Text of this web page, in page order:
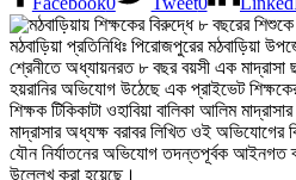
মঠবাড়িয়া প্রতিনিধিঃ পিরোজপুরের মঠবাড়িয়া
শ্রেনীতে অধ্যায়নরত ৮ বছর বয়সী এক
হয়রানির অভিযোগ উঠেছে এক প্রাইভেট
শিক্ষক টিকিকাটা ওহাবিয়া বালিকা আলিম
মাদ্রাসার অধ্যক্ষ বরাবর লিখিত ওই অভিযোগের
যৌন নির্যাতনের অভিযোগ তদন্তপূর্বক আইনগত
উল্লেখ করা হয়েছে।